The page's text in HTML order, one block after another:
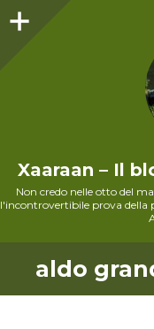
Xaaraan – Il
Non credo nelle otto del
l'incontrovertibile prova della
aldo